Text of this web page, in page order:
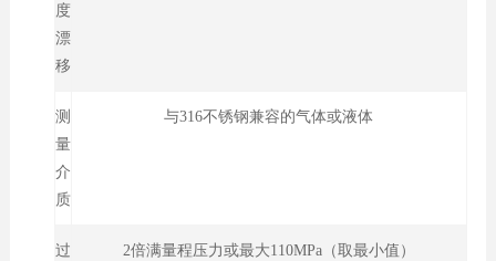
度
漂
移
测
量
介
质
与316不锈钢兼容的气体或液体
过
2倍满量程压力或最大110MPa（取最小值）